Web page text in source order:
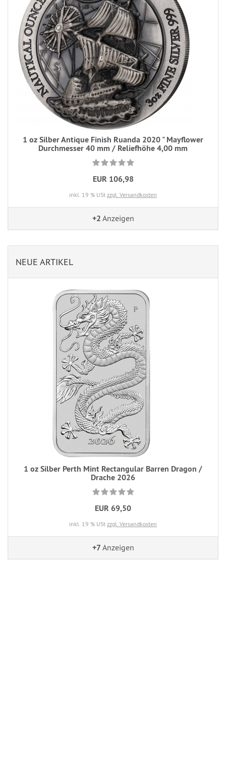
1 oz Silber Antique Finish Ruanda 2020 " Mayflower
Durchmesser 40 mm / Reliefhöhe 4,00 mm
EUR 106,98
inkl. 19 % USt zzgl. Versandkosten
+2 Anzeigen
NEUE ARTIKEL
1 oz Silber Perth Mint Rectangular Barren Dragon /
Drache 2026
EUR 69,50
inkl. 19 % USt zzgl. Versandkosten
+7 Anzeigen